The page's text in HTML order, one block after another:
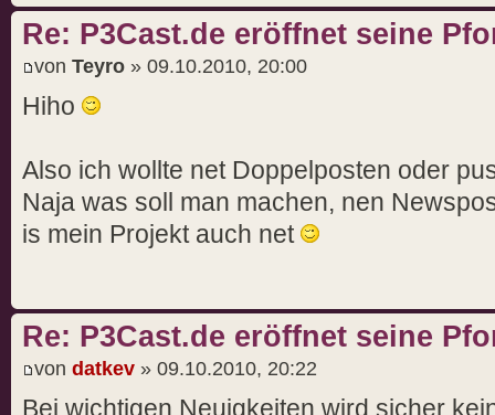
Re: P3Cast.de eröffnet seine
von Teyro » 09.10.2010, 20:00
Hiho
Also ich wollte net Doppelposten oder
Naja was soll man machen, nen
is mein Projekt auch net
Re: P3Cast.de eröffnet seine
von datkev » 09.10.2010, 20:22
Bei wichtigen Neuigkeiten wird sicher